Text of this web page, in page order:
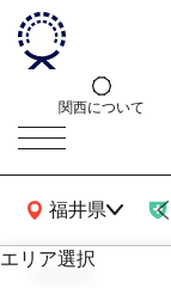
関西について
福井県
関西広域MAP
エリア選択
エ
search